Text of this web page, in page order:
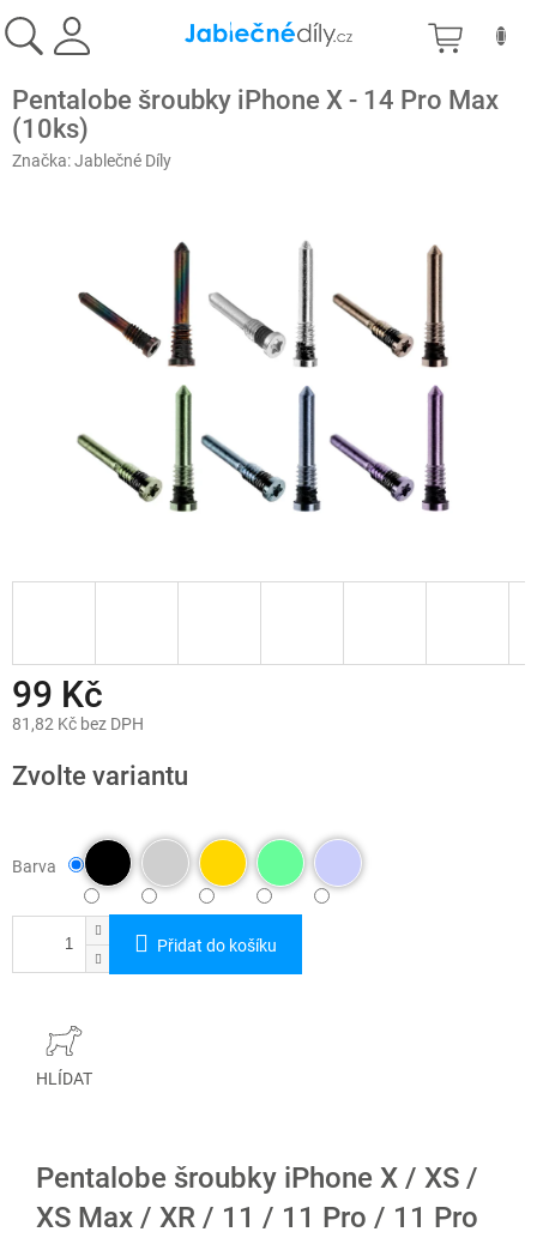
na
obsah
Pentalobe šroubky iPhone X - 14 Pro Max
(10ks)
Značka:Jablečné Díly
99 Kč
81,82 Kč bez DPH
cena:
Zvolte variantu
Barva
Přidat do košíku
HLÍDAT
Pentalobe šroubky iPhone X / XS /
XS Max / XR / 11 / 11 Pro / 11 Pro